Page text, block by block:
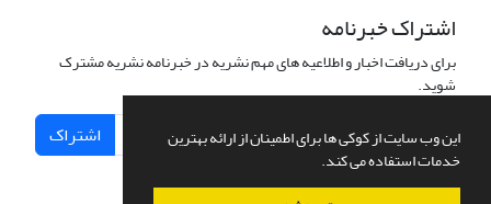
این وب سایت از کوکی ها برای اطمینان از ارائه بهترین
خدمات استفاده می کند.
اشتراک خبرنامه
برای دریافت اخبار و اطلاعیه های مهم نشریه در خبرنامه نشریه مشترک
شوید.
اشتراک